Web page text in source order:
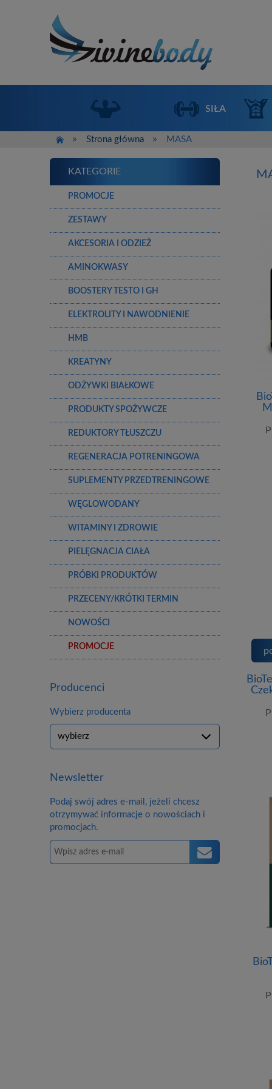
SIŁA
» Strona główna » MASA
KATEGORIE
PROMOCJE
ZESTAWY
AKCESORIA I ODZIEŻ
AMINOKWASY
BOOSTERY TESTO I GH
ELEKTROLITY I NAWODNIENIE
HMB
KREATYNY
ODŻYWKI BIAŁKOWE
PRODUKTY SPOŻYWCZE
REDUKTORY TŁUSZCZU
REGENERACJA POTRENINGOWA
SUPLEMENTY PRZEDTRENINGOWE
WĘGLOWODANY
WITAMINY I ZDROWIE
PIELĘGNACJA CIAŁA
PRÓBKI PRODUKTÓW
PRZECENY/KRÓTKI TERMIN
NOWOŚCI
PROMOCJE
Producenci
Wybierz producenta
Newsletter
Podaj swój adres e-mail, jeżeli chcesz
otrzymywać informacje o nowościach i
promocjach.